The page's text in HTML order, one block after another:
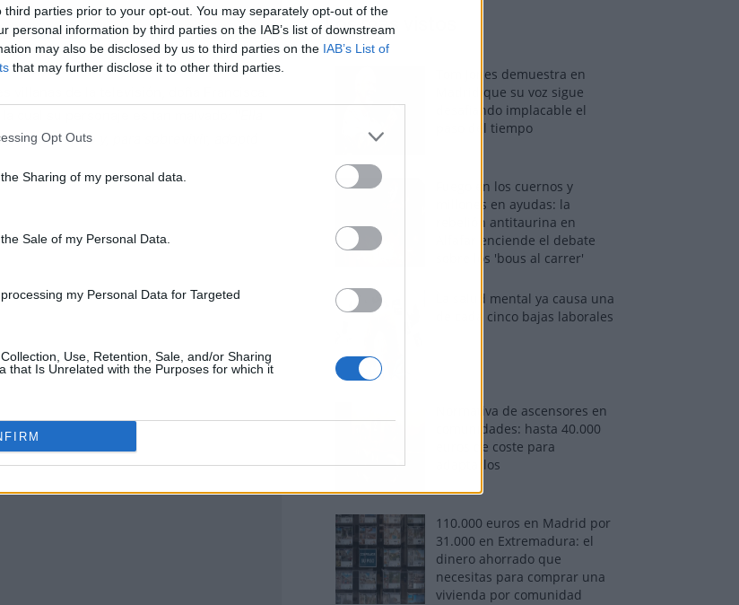
third parties prior to your opt-out. You may separately opt-out of the
personal information by third parties on the IAB’s list of downstream
may also be disclosed by us to third parties on the IAB’s List of
that may further disclose it to other third parties.
Opt Outs
Sharing of my personal data.
Sale of my Personal Data.
my Personal Data for Targeted
Use, Retention, Sale, and/or Sharing
that Is Unrelated with the Purposes for which it
de salida, y con él, una María Bouzas
villanas de la televisión, doña Francisca.
cual su personaje es tan malvado: "
marido y, para sobrevivir, adoptó
Los más vistos
Tom Jones demuestra en
Madrid que su voz sigue
desafiando implacable el
paso del tiempo
Fuego en los cuernos y
millones en ayudas: la
rebelión antitaurina en
Alfafar enciende el debate
sobre los 'bous al carrer'
La salud mental ya causa una
de cada cinco bajas laborales
Normativa de ascensores en
comunidades: hasta 40.000
euros de coste para
adaptarlos
110.000 euros en Madrid por
31.000 en Extremadura: el
dinero ahorrado que
necesitas para comprar una
vivienda por comunidad